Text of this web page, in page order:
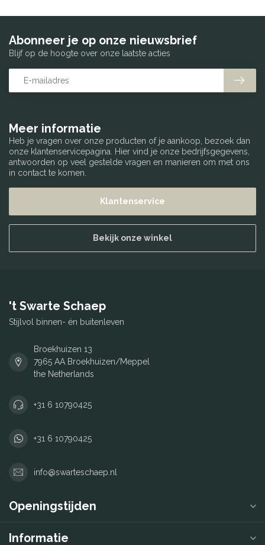
Meer informatie
Heb je vragen over onze producten of je aankoop, bezoek dan
onze klantenservicepagina. Hier vind je onze bedrijfsgegevens,
antwoorden op veel gestelde vragen en manieren om met ons
in contact te komen.
Klantenservice
Bekijk onze winkel
Abonneer je op onze nieuwsbrief
Blijf op de hoogte over onze laatste acties
't Swarte Schaep
Stijlvol binnen- én buitenleven
Broekhuizen 13
7965 AA Broekhuizen/Meppel
the Netherlands
+31 6 10790425
+31 6 10790425
info@swarteschaep.nl
Openingstijden
Informatie